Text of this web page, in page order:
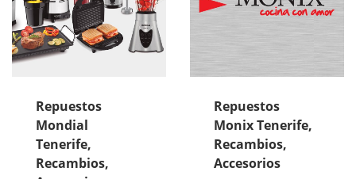
Repuestos
Mondial
Tenerife,
Recambios,
Repuestos
Monix Tenerife,
Recambios,
Accesorios